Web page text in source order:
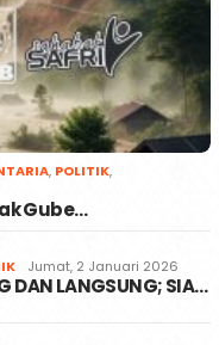
, POLITIK,
Gube…
Jumat, 2 Januari 2026
DAN LANGSUNG; SIA…